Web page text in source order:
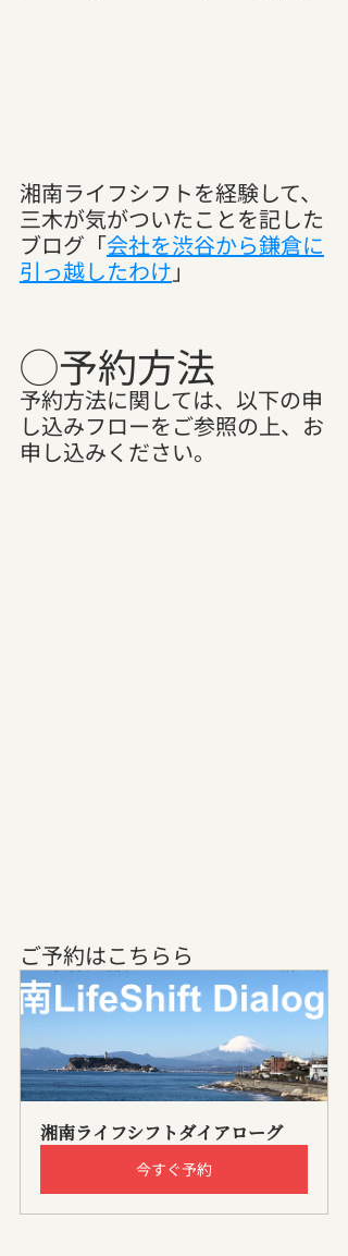
湘南ライフシフトを経験して、
三木が気がついたことを記した
ブログ「会社を渋谷から鎌倉に
引っ越したわけ 」
◯予約方法
予約方法に関しては、以下の申
し込みフローをご参照の上、お
申し込みください。
ご予約はこちらら
湘南ライフシフトダイアローグ
今すぐ予約